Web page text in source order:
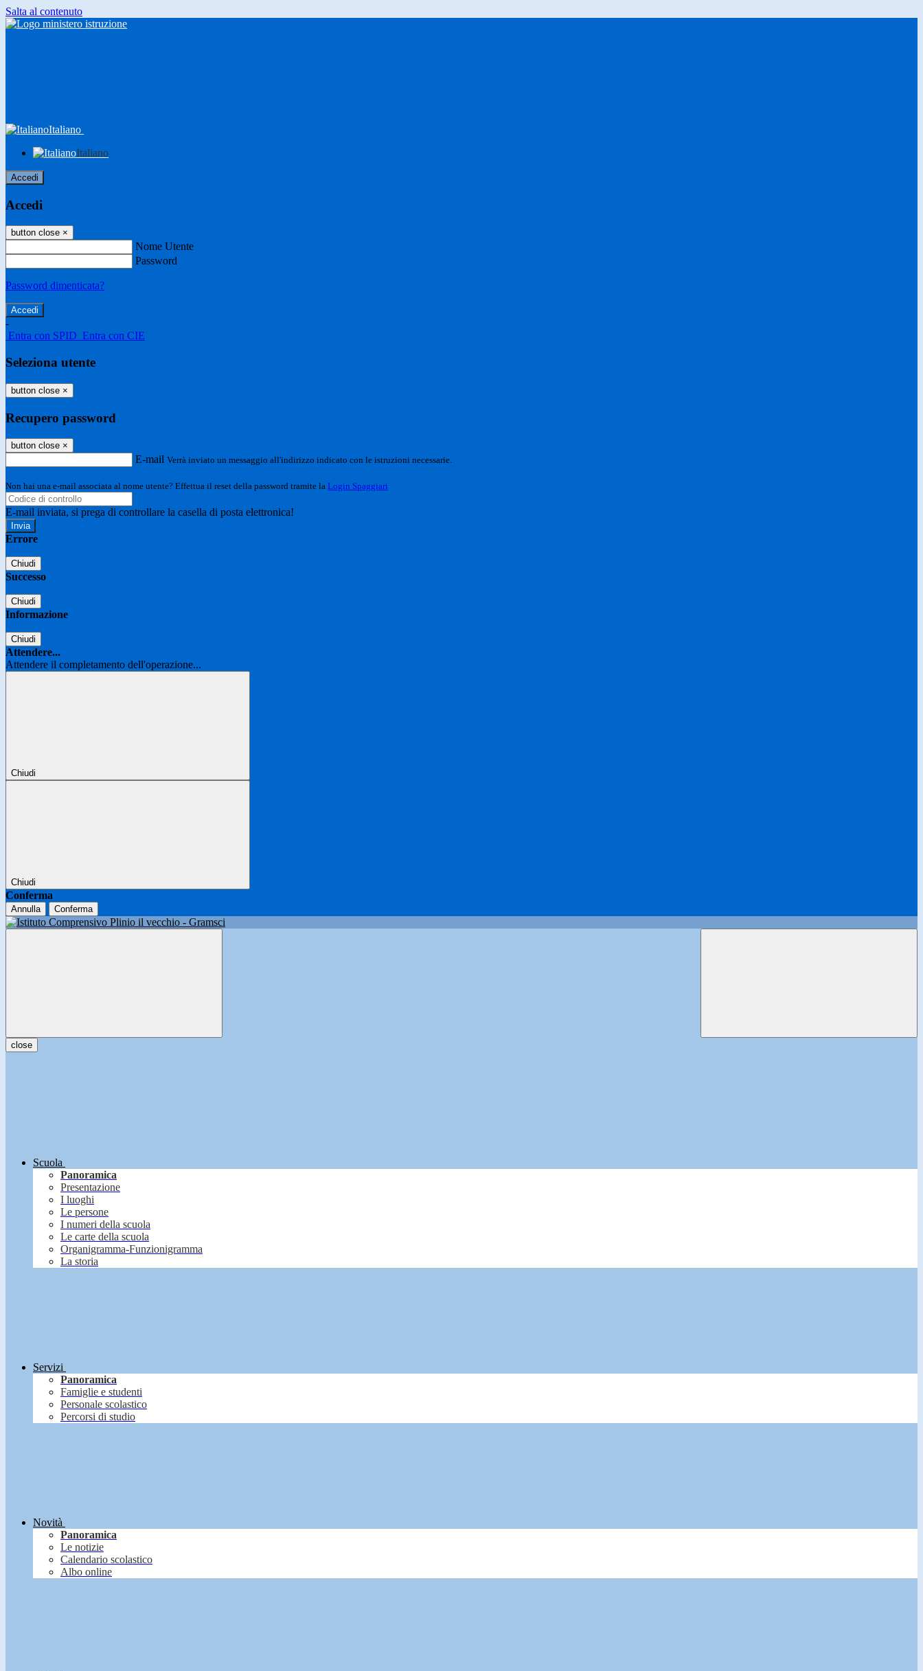
Salta al contenuto
Italiano
Italiano
Accedi
Accedi
button close ×
Nome Utente
Password
Password dimenticata?
-
Entra con SPID Entra con CIE
Seleziona utente
button close ×
Recupero password
button close ×
E-mail Verrà inviato un messaggio all'indirizzo indicato con le istruzioni necessarie.
Non hai una e-mail associata al nome utente? Effettua il reset della password tramite la Login Spaggiari
E-mail inviata, si prega di controllare la casella di posta elettronica!
Errore
Chiudi
Successo
Chiudi
Informazione
Chiudi
Attendere...
Attendere il completamento dell'operazione...
Chiudi
Chiudi
Conferma
Annulla Conferma
close
Scuola
Panoramica
Presentazione
I luoghi
Le persone
I numeri della scuola
Le carte della scuola
Organigramma-Funzionigramma
La storia
Servizi
Panoramica
Famiglie e studenti
Personale scolastico
Percorsi di studio
Novità
Panoramica
Le notizie
Calendario scolastico
Albo online